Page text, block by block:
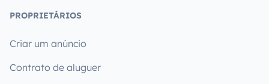
PROPRIETÁRIOS
Criar um anúncio
Contrato de aluguer